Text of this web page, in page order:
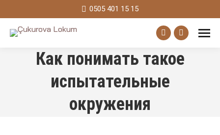
0505 401 15 15
Facebook
page
in
Instagram
page
Как понимать такое
испытательные
окружения